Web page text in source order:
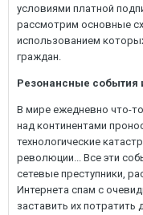
условиями платной
рассмотрим основные
использованием
граждан.
Резонансные события
В мире ежедневно что-
над континентами
технологические
революции... Все эти
сетевые преступники,
Интернета спам с
заставить их потратить